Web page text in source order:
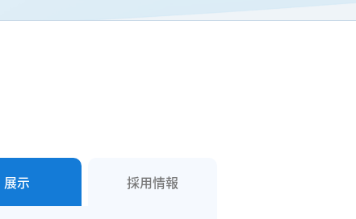
展示 採用情報